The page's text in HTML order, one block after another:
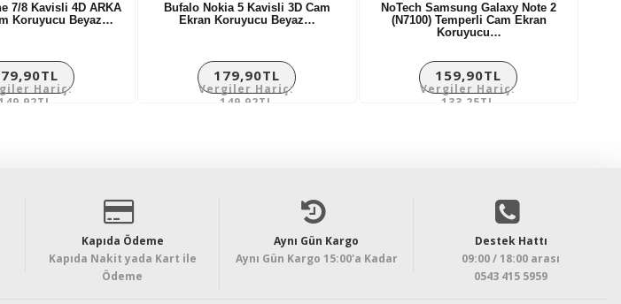
7/8 Kavisli 4D ARKA
Koruyucu Beyaz…
Hariç:
Bufalo Nokia 5 Kavisli 3D Cam
Ekran Koruyucu Beyaz…
179,90TL
Vergiler Hariç:
149,92TL
NoTech Samsung Galaxy Note 2
(N7100) Temperli Cam Ekran
Koruyucu…
159,90TL
Vergiler Hariç:
133,25TL
Kapıda Ödeme
Kapıda Nakit yada Kart ile
Ödeme
Aynı Gün Kargo
Aynı Gün Kargo 15:00'a Kadar
Destek Hattı
09:00 / 18:00 arası
0543 415 5959